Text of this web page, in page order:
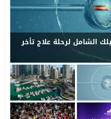
الشامل لرحلة علاج تأخر